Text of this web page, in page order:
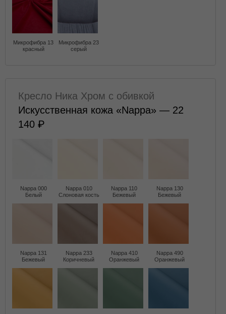
Микрофибра 13
красный
Микрофибра 23
серый
Кресло Ника Хром с обивкой
Искусственная кожа «Nappa» — 22
140
Nappa 000
Белый
Nappa 010
Слоновая кость
Nappa 110
Бежевый
Nappa 130
Бежевый
Nappa 131
Бежевый
Nappa 233
Коричневый
Nappa 410
Оранжевый
Nappa 490
Оранжевый